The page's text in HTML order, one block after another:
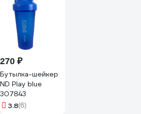
270 ₽
Бутылка-шейкер
ND Play blue
307843
3.8(6)